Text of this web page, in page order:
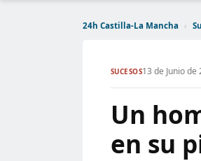
24h Castilla-La Mancha ›
SUCESOS13 de Junio de
Un
en su